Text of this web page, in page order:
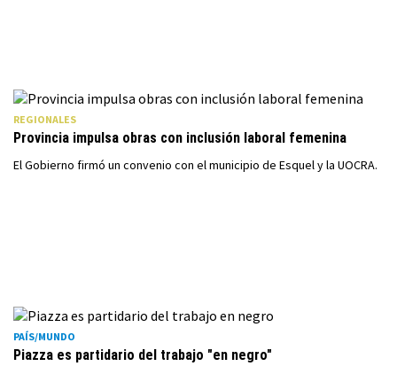
REGIONALES
Provincia impulsa obras con inclusión laboral femenina
El Gobierno firmó un convenio con el municipio de Esquel y la UOCRA.
PAÍS/MUNDO
Piazza es partidario del trabajo "en negro"